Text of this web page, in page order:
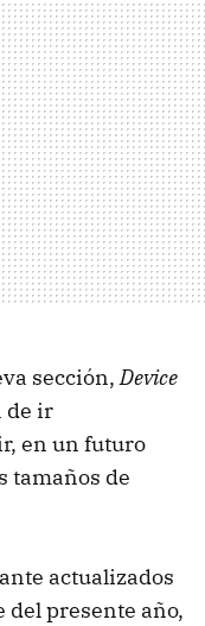
sección,Device
de ir
en un futuro
tamaños de
actualizados
del presente año,